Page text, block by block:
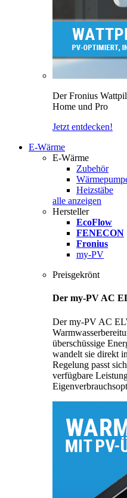
Der Fronius
Home und Pro
Jetzt entdecken!
E-Wärme
E-Wärme
Zubehör
Heizstäbe
alle anzeigen
Hersteller
EcoFlow
FENECON
Fronius
my-PV
Preisgekrönt
Der my-PV AC
Der my-PV AC
überschüssige
wandelt sie direkt
Regelung passt
verfügbare